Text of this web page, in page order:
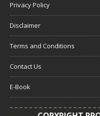
Privacy Policy
Disclaimer
Terms and Conditions
Contact Us
E-Book